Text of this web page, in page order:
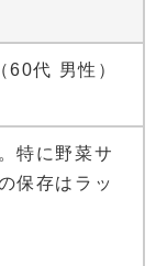
代 男性）
特に野菜サ
保存はラッ